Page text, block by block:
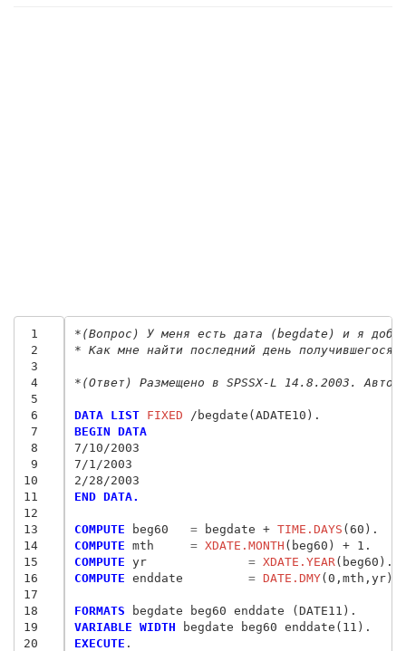
1
2
3
4
5
6
7
8
9
10
11
12
13
14
15
16
17
18
19
20
*(Вопрос) У меня есть дата (begdate) и я
* Как мне найти последний день получившегося
*(Ответ) Размещено в SPSSX-L 14.8.2003.
DATA LIST FIXED
BEGIN DATA
7/10/2003
7/1/2003
2/28/2003
END DATA.
COMPUTE beg60 = begdate + TIME.DAYS
COMPUTE mth = XDATE.MONTH
COMPUTE yr = XDATE.YEAR
COMPUTE enddate = DATE.DMY(0,mth,yr).
FORMATS
VARIABLE WIDTH
EXECUTE